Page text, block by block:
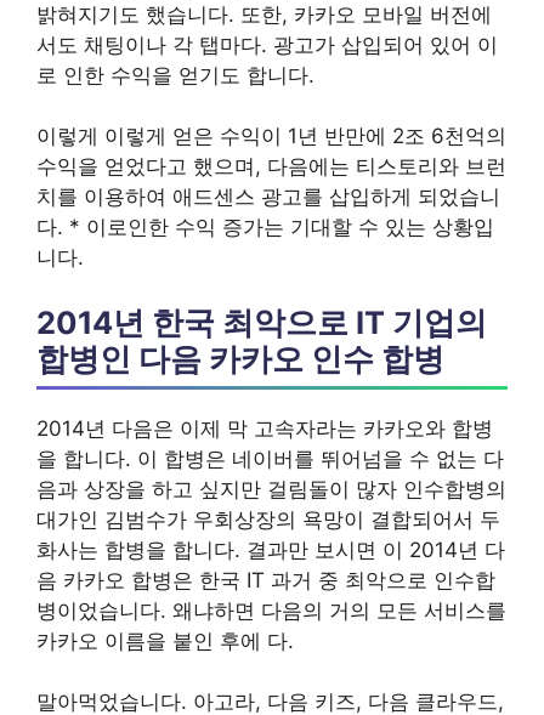
밝혀지기도 했습니다. 또한, 카카오 모바일 버전에
서도 채팅이나 각 탭마다. 광고가 삽입되어 있어 이
로 인한 수익을 얻기도 합니다.
이렇게 이렇게 얻은 수익이 1년 반만에 2조 6천억의
수익을 얻었다고 했으며, 다음에는 티스토리와 브런
치를 이용하여 애드센스 광고를 삽입하게 되었습니
다. * 이로인한 수익 증가는 기대할 수 있는 상황입
니다.
2014년 한국 최악으로 IT 기업의
합병인 다음 카카오 인수 합병
2014년 다음은 이제 막 고속자라는 카카오와 합병
을 합니다. 이 합병은 네이버를 뛰어넘을 수 없는 다
음과 상장을 하고 싶지만 걸림돌이 많자 인수합병의
대가인 김범수가 우회상장의 욕망이 결합되어서 두
화사는 합병을 합니다. 결과만 보시면 이 2014년 다
음 카카오 합병은 한국 IT 과거 중 최악으로 인수합
병이었습니다. 왜냐하면 다음의 거의 모든 서비스를
카카오 이름을 붙인 후에 다.
말아먹었습니다. 아고라, 다음 키즈, 다음 클라우드,